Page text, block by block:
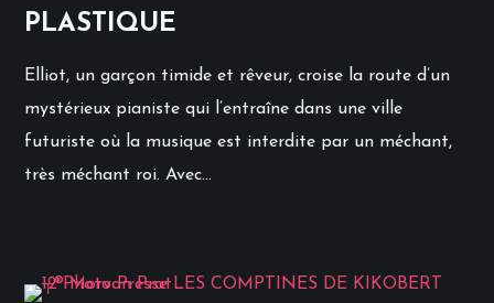
PLASTIQUE
Elliot, un garçon timide et rêveur, croise la route d’un
mystérieux pianiste qui l’entraîne dans une ville
futuriste où la musique est interdite par un méchant,
très méchant roi. Avec...